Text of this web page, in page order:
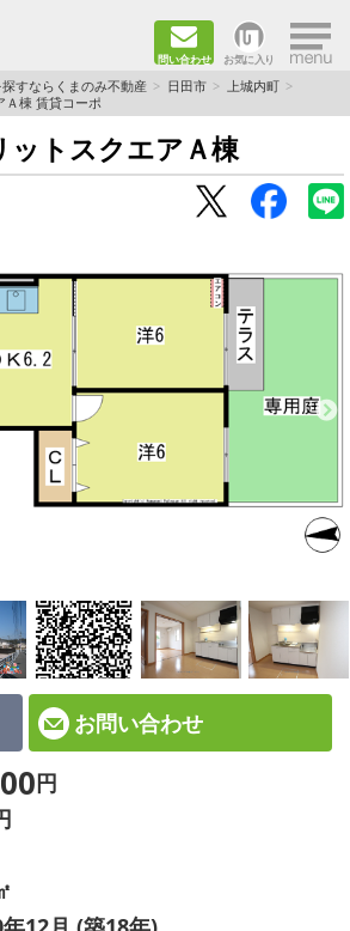
問い合わせ お気に入り ×
（2DK～3DK）
～）
すならくまのみ不動産 日田市
上城内町
Ａ棟 賃貸コーポ
ットスクエアＡ棟
お問い合わせ
円